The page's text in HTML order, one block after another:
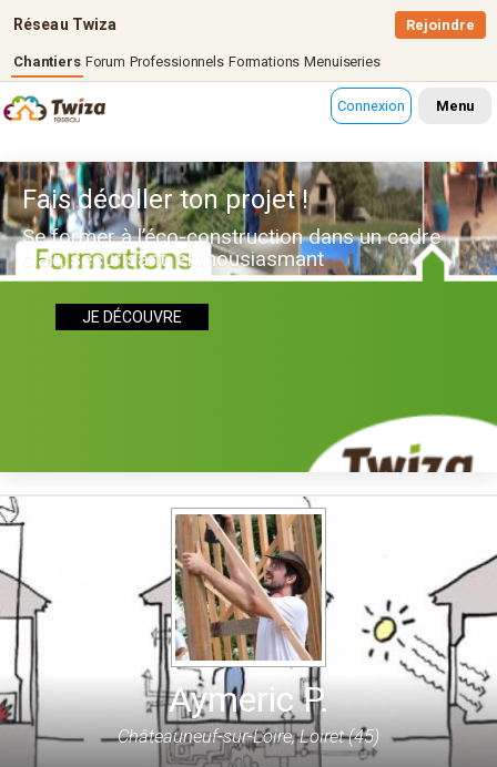
Réseau Twiza
Chantiers Forum Professionnels Formations Menuiseries
Rejoindre
Connexion Menu
Fais décoller ton projet !
Se former à l’éco-construction dans un cadre
clair, sécurisant, enthousiasmant
JE DÉCOUVRE
Aymeric P.
Châteauneuf-sur-Loire, Loiret (45)